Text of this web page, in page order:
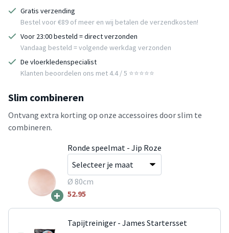
Gratis verzending
Bestel voor €89 of meer en wij betalen de verzendkosten!
Voor 23:00 besteld = direct verzonden
Vandaag besteld = volgende werkdag verzonden
De vloerkledenspecialist
Klanten beoordelen ons met 4.4 / 5 ⭐⭐⭐⭐⭐
Slim combineren
Ontvang extra korting op onze accessoires door slim te
combineren.
+
Ronde speelmat - Jip Roze
Ø 80cm
52.95
Tapijtreiniger - James Startersset